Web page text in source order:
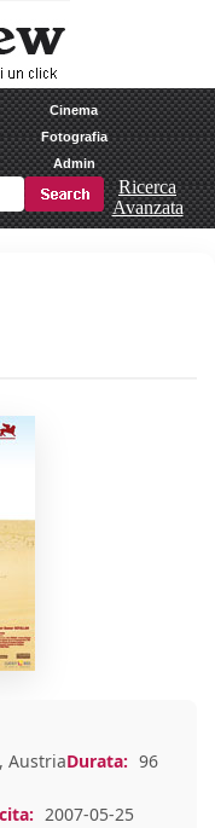
Cinema
Fotografia
Admin
Ricerca
Avanzata
AustriaDurata: 96
2007-05-25